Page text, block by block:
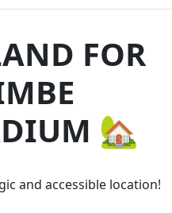
FOR
🏡
and accessible location!